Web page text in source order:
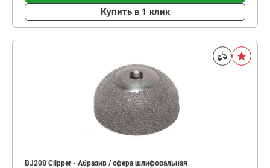
Купить в 1 клик
BJ208 Clipper - Абразив / сфера шлифовальная